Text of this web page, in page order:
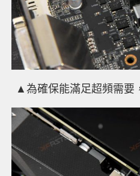
▲為確保能滿足超頻需要